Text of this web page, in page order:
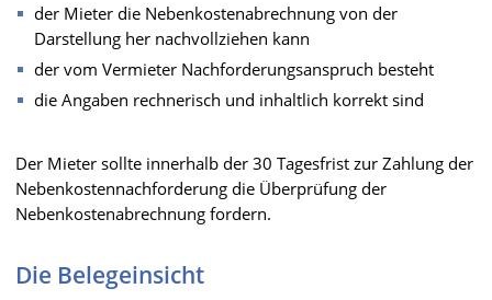
der Mieter die Nebenkostenabrechnung von der
Darstellung her nachvollziehen kann
der vom Vermieter Nachforderungsanspruch besteht
die Angaben rechnerisch und inhaltlich korrekt sind
Der Mieter sollte innerhalb der 30 Tagesfrist zur Zahlung der
Nebenkostennachforderung die Überprüfung der
Nebenkostenabrechnung fordern.
Die Belegeinsicht